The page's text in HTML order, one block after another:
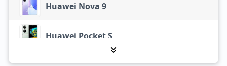
Huawei Nova 9
Huawei Pocket S